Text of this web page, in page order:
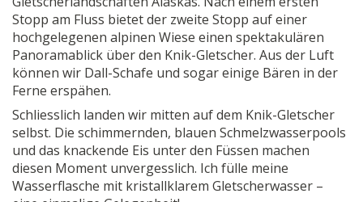
Stopp am Fluss bietet der zweite Stopp auf einer
hochgelegenen alpinen Wiese einen spektakulären
Panoramablick über den Knik-Gletscher. Aus der Luft
können wir Dall-Schafe und sogar einige Bären in der
Ferne erspähen.
Schliesslich landen wir mitten auf dem Knik-Gletscher
selbst. Die schimmernden, blauen Schmelzwasserpools
und das knackende Eis unter den Füssen machen
diesen Moment unvergesslich. Ich fülle meine
Wasserflasche mit kristallklarem Gletscherwasser –